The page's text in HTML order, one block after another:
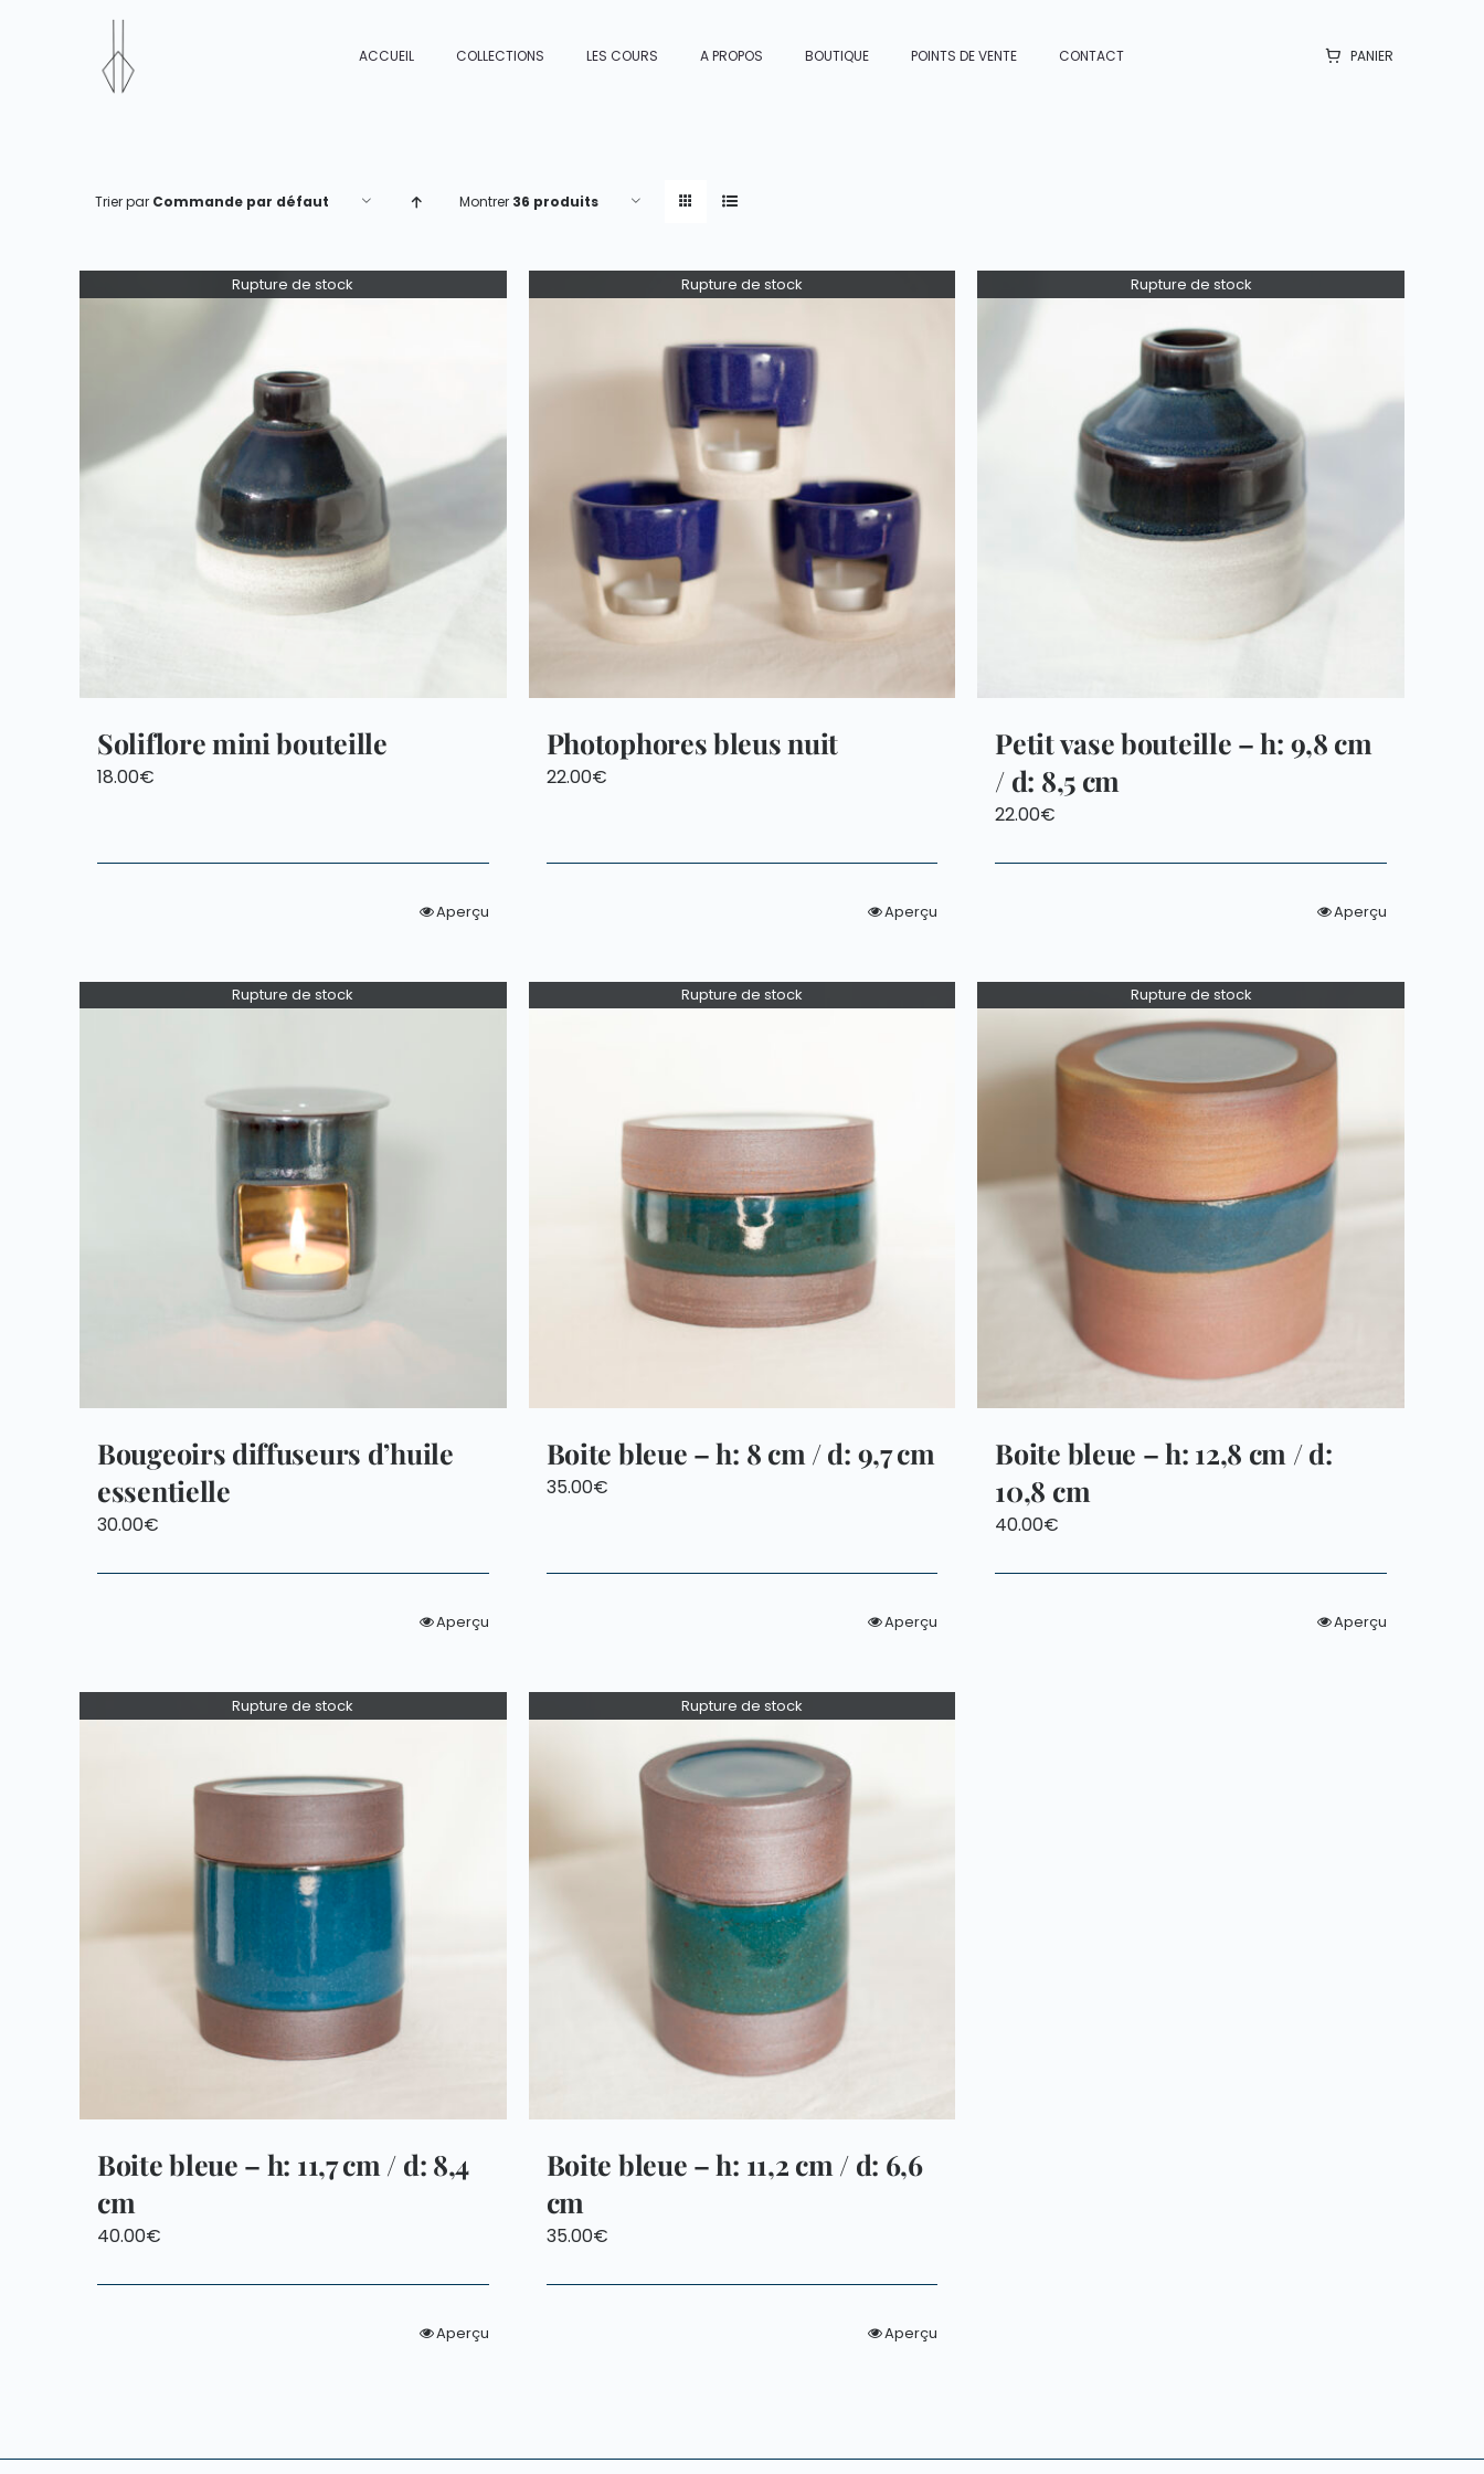
ACCUEIL COLLECTIONS LES COURS A PROPOS BOUTIQUE POINTS DE VENTE CONTACT PANIER
Trier par Commande par défaut Montrer 36 produits
Rupture de stock
Soliflore mini bouteille
18.00€
Aperçu
Rupture de stock
Photophores bleus nuit
22.00€
Aperçu
Rupture de stock
Petit vase bouteille – h: 9,8 cm
/ d: 8,5 cm
22.00€
Aperçu
Rupture de stock
Bougeoirs diffuseurs d’huile
essentielle
30.00€
Aperçu
Rupture de stock
Boite bleue – h: 8 cm / d: 9,7 cm
35.00€
Aperçu
Rupture de stock
Boite bleue – h: 12,8 cm / d:
10,8 cm
40.00€
Aperçu
Rupture de stock
Boite bleue – h: 11,7 cm / d: 8,4
cm
40.00€
Aperçu
Rupture de stock
Boite bleue – h: 11,2 cm / d: 6,6
cm
35.00€
Aperçu